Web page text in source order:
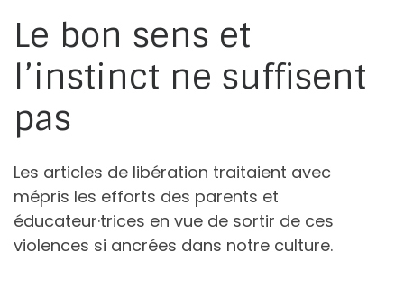
Le bon sens et
l’instinct ne suffisent
pas
Les articles de libération traitaient avec
mépris les efforts des parents et
éducateur·trices en vue de sortir de ces
violences si ancrées dans notre culture.